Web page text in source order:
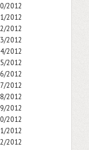
2012
2012
2012
2012
2012
2012
2012
2012
2012
2012
2012
2012
2012